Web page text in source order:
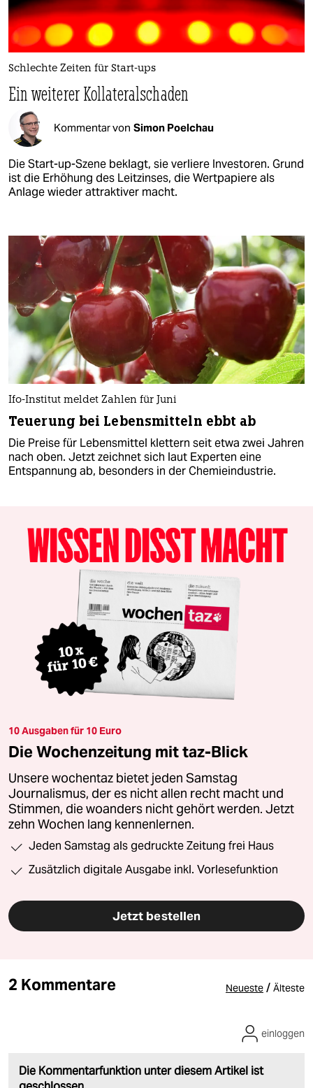
Schlechte Zeiten für Start-ups
Ein weiterer Kollateralschaden
Kommentar von Simon Poelchau
Die Start-up-Szene beklagt, sie verliere Investoren. Grund
ist die Erhöhung des Leitzinses, die Wertpapiere als
Anlage wieder attraktiver macht.
Ifo-Institut meldet Zahlen für Juni
Teuerung bei Lebensmitteln ebbt ab
Die Preise für Lebensmittel klettern seit etwa zwei Jahren
nach oben. Jetzt zeichnet sich laut Experten eine
Entspannung ab, besonders in der Chemieindustrie.
10 Ausgaben für 10 Euro
Die Wochenzeitung mit taz-Blick
Unsere wochentaz bietet jeden Samstag
Journalismus, der es nicht allen recht macht und
Stimmen, die woanders nicht gehört werden. Jetzt
zehn Wochen lang kennenlernen.
Jeden Samstag als gedruckte Zeitung frei Haus
Zusätzlich digitale Ausgabe inkl. Vorlesefunktion
Jetzt bestellen
2 Kommentare Neueste / Älteste
Die Kommentarfunktion unter diesem Artikel ist
einloggen